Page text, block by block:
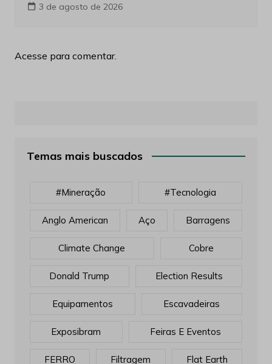
3 de agosto de 2026
Acesse para comentar.
Temas mais buscados
#mineração #tecnologia
Anglo American Aço Barragens
Climate Change Cobre
Donald Trump Election Results
Equipamentos Escavadeiras
Exposibram Feiras E Eventos
FERRO Filtragem Flat Earth